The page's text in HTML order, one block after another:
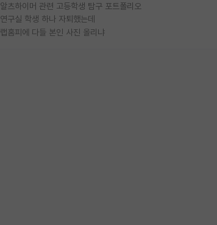
알츠하이머 관련 고등학생 탐구 포트폴리오
연구실 학생 하나 자퇴했는데
랩홈피에 다들 본인 사진 올리냐